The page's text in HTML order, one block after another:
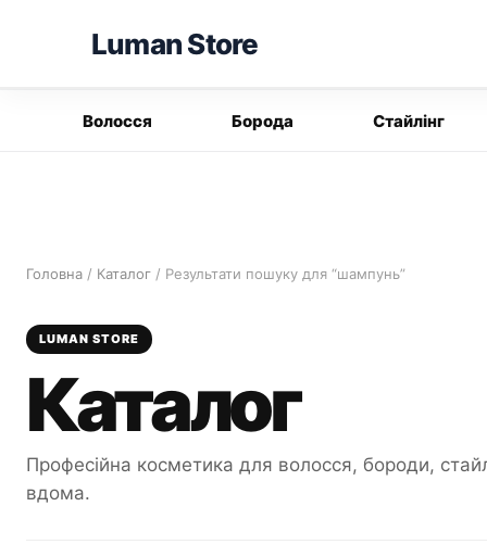
Luman Store
Волосся Борода Стайлінг
Головна / Каталог / Результати пошуку для “шампунь”
LUMAN STORE
Каталог
Професійна косметика для волосся, бороди,
вдома.